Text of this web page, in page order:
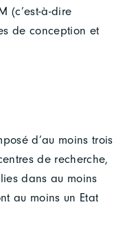
(c’est-à-dire
de conception et
d’au moins trois
de recherche,
dans au moins
au moins un Etat